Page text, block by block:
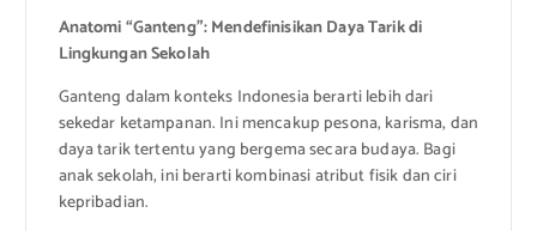
Anatomi “Ganteng”: Mendefinisikan Daya Tarik di
Lingkungan Sekolah
Ganteng dalam konteks Indonesia berarti lebih dari
sekedar ketampanan. Ini mencakup pesona, karisma, dan
daya tarik tertentu yang bergema secara budaya. Bagi
anak sekolah, ini berarti kombinasi atribut fisik dan ciri
kepribadian.